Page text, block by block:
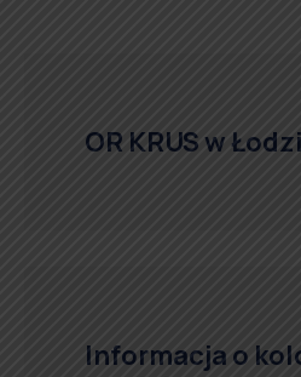
OR KRUS w
Informacja o